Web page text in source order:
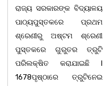
ରାଜ୍ୟ ସରକାରଙ୍କ ବିଦ୍ୟାଳୟ
ପାଠ୍ୟପୁସ୍ତକରେ ପ୍ରଥମ
ଶ୍ରେଣୀରୁ ଅଷ୍ଟମ ଶ୍ରେଣୀ
ପୁସ୍ତକରେ ଗୁରୁତର ତ୍ରୁଟି
ପରିଲକ୍ଷିତ କରାଯାଇଛି l
1678ପୃଷ୍ଠାରେ ତ୍ରୁଟିନେଇ